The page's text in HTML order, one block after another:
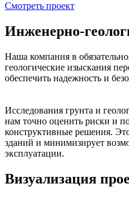
Смотреть проект
Инженерно-
Наша компания в
геологические изыскания
обеспечить надежность и
Исследования грунта и
нам точно оценить риски и
конструктивные решения.
зданий и минимизирует
эксплуатации.
Визуализация